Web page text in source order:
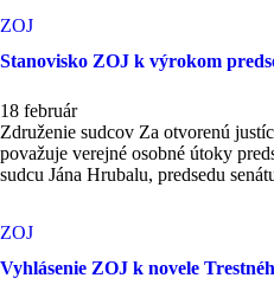
ZOJ
Stanovisko ZOJ k výrokom
18 február
Združenie sudcov Za otvorenú
považuje verejné osobné útoky
sudcu Jána Hrubalu, predsedu
ZOJ
Vyhlásenie ZOJ k novele